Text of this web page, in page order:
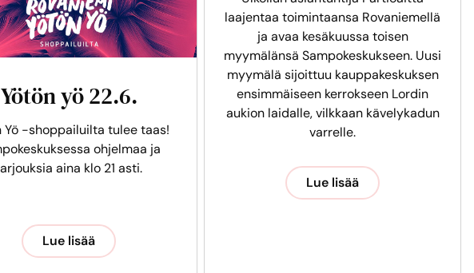
Yötön yö 22.6.
Yö -shoppailuilta tulee taas!
ohjelmaa ja
aina klo 21 asti.
Lue lisää
laajentaa toimintaansa Rovaniemellä
ja avaa kesäkuussa toisen
myymälänsä Sampokeskukseen. Uusi
myymälä sijoittuu kauppakeskuksen
ensimmäiseen kerrokseen Lordin
aukion laidalle, vilkkaan kävelykadun
varrelle.
Lue lisää